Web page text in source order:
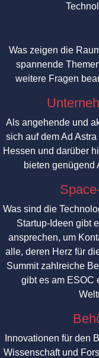
Was zeigen die
spannende
weitere Fragen
Als angehende und
sich auf dem Ad
Hessen und darüber
bieten genügend
Was sind die
Startup-Ideen gibt
ansprechen, um
alle, deren Herz für
Summit zahlreiche
gibt es am ESOC
Innovationen für den
Wissenschaft und